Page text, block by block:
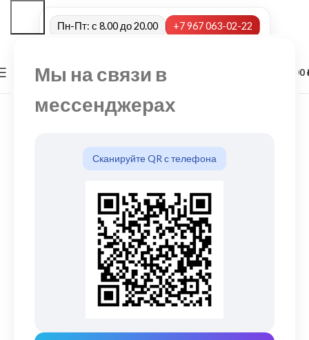
Мы на связи в
мессенджерах
Сканируйте QR с телефона
Пн-Пт: с 8.00 до 20.00 +7 967 063-02-22
МЕНЮ 0,00